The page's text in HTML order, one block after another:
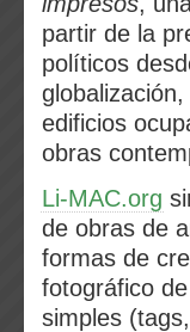
partir de la
políticos
globalización,
edificios
obras
Li-MAC.org
de obras de
formas de
fotográfico
simples